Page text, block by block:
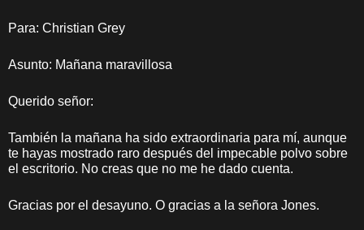
Para: Christian Grey
Asunto: Mañana maravillosa
Querido señor:
También la mañana ha sido extraordinaria para mí, aunque
te hayas mostrado raro después del impecable polvo sobre
el escritorio. No creas que no me he dado cuenta.
Gracias por el desayuno. O gracias a la señora Jones.